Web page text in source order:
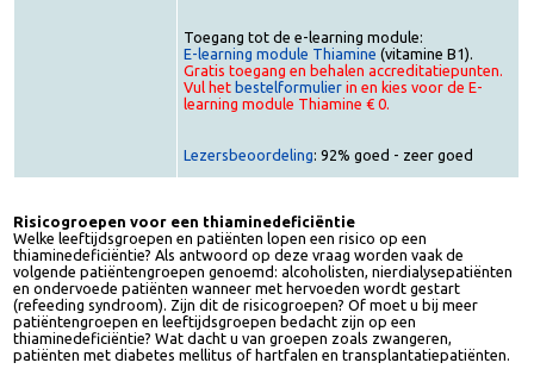
Uitgever: VoedingOnline
Toegang tot de e-learning module:
E-learning module Thiamine
Vul het bestelformulier in en kies voor de E-
learning module Thiamine € 0.
Lezersbeoordeling: 92% goed - zeer goed
Risicogroepen voor een thiaminedeficiëntie
Welke leeftijdsgroepen en patiënten lopen een risico op een
thiaminedeficiëntie? Als antwoord op deze vraag worden vaak de
volgende patiëntengroepen genoemd: alcoholisten,
en ondervoede patiënten wanneer met hervoeden wordt gestart